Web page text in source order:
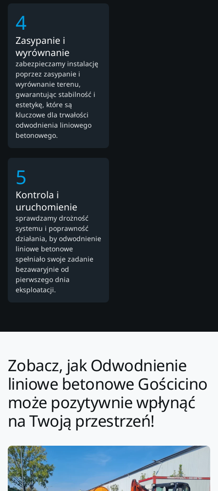
4
Zasypanie i
wyrównanie
zabezpieczamy instalację
poprzez zasypanie i
wyrównanie terenu,
gwarantując stabilność i
estetykę, które są
kluczowe dla trwałości
odwodnienia liniowego
betonowego.
5
Kontrola i
uruchomienie
sprawdzamy drożność
systemu i poprawność
działania, by odwodnienie
liniowe betonowe
spełniało swoje zadanie
bezawaryjnie od
pierwszego dnia
eksploatacji.
Zobacz, jak Odwodnienie
liniowe betonowe Gościcino
może pozytywnie wpłynąć
na Twoją przestrzeń!